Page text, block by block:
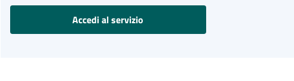
Accedi al servizio